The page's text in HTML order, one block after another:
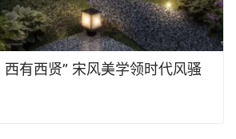
话说“东有宸园，西有西贤” 宋风美学领时代风骚